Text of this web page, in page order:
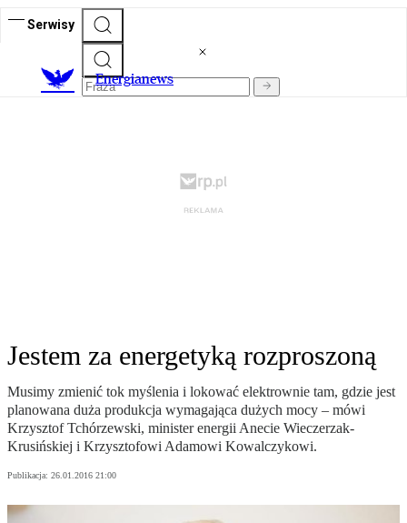
Serwisy
Energianews
Jestem za energetyką rozproszoną
Musimy zmienić tok myślenia i lokować elektrownie tam, gdzie jest
planowana duża produkcja wymagająca dużych mocy – mówi
Krzysztof Tchórzewski, minister energii Anecie Wieczerzak-
Krusińskiej i Krzysztofowi Adamowi Kowalczykowi.
Publikacja: 26.01.2016 21:00